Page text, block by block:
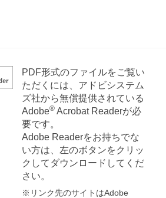
PDF形式のファイルをご覧い
ただくには、アドビシステム
ズ社から無償提供されている
Adobe®Acrobat Readerが必
要です。
Adobe Readerをお持ちでな
い方は、左のボタンをクリッ
クしてダウンロードしてくだ
さい。
※リンク先のサイトはAdobe